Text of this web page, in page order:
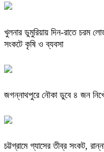
খুলনার ডুমুরিয়ায় দিন-রাতে চরম
সংকটে কৃষি ও ব্যবসা
জগন্নাথপুরে নৌকা ডুবে ৪ জন
চট্টগ্রামে গ্যাসের তীব্র সংকট,